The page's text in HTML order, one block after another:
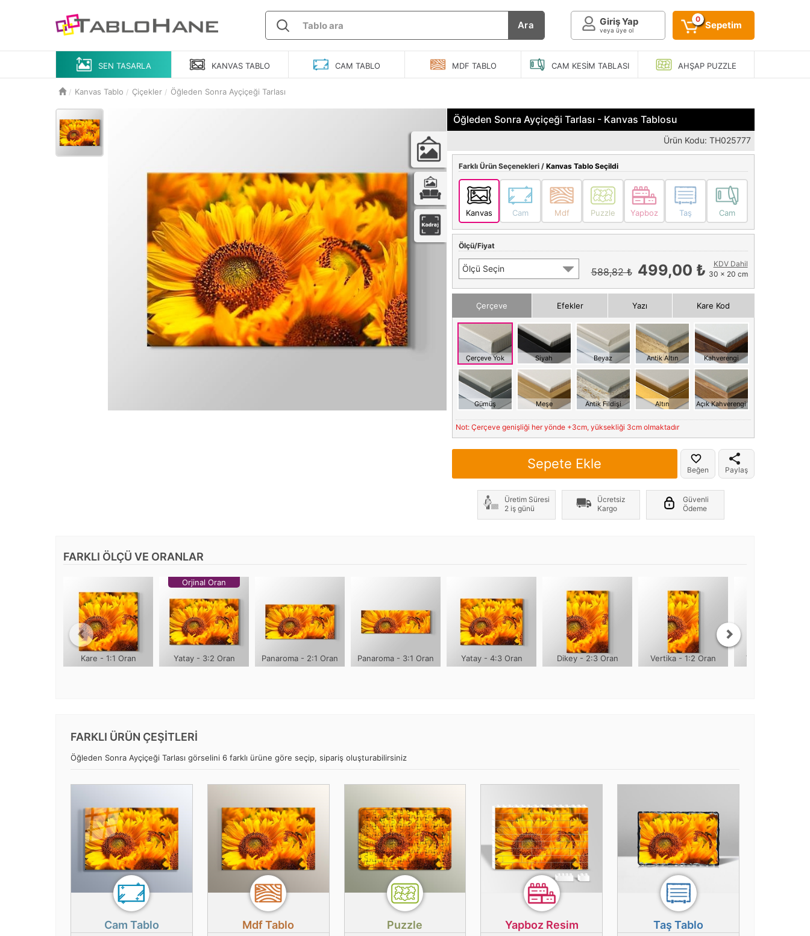
Ara Giriş Yap
veya üye ol
0
Sepetim
SEN TASARLA KANVAS TABLO CAM TABLO MDF TABLO CAM KESIM TABLASI AHŞAPPUZZLE
Kanvas Tablo Çiçekler Öğleden Sonra Ayçiçeği Tarlası
Öğleden Sonra Ayçiçeği Tarlası - Kanvas Tablosu
Ürün Kodu: TH025777
Farklı Ürün Seçenekleri / Kanvas Tablo Seçildi
Kanvas Cam Mdf Puzzle Yapboz Taş Cam
Ölçü/Fiyat
Ölçü Seçin 588,82 ₺ 499,00 ₺
KDV Dahil
30 x 20 cm
Çerçeve Efekler Yazı Kare Kod
Çerçeve Yok Siyah Beyaz Antik Altın Kahverengi
Gümüş Meşe Antik Fildişi Altın Açık Kahverengi
Not: Çerçeve genişliği her yönde +3cm, yüksekliği 3cm olmaktadır
Sepete Ekle Beğen Paylaş
Üretim Süresi
2 iş günü
Ücretsiz
Kargo
Güvenli
Ödeme
FARKLI ÖLÇÜ VE ORANLAR
Kare - 1:1 Oran
Orjinal Oran
Yatay - 3:2 Oran Panaroma - 2:1 Oran Panaroma - 3:1 Oran Yatay - 4:3 Oran Dikey - 2:3 Oran Vertika - 1:2 Oran Vertika - 1:3
FARKLI ÜRÜN ÇEŞİTLERİ
Öğleden Sonra Ayçiçeği Tarlası görselini 6 farklı ürüne göre seçip, sipariş oluşturabilirsiniz
Cam Tablo Mdf Tablo Puzzle Yapboz Resim Taş Tablo